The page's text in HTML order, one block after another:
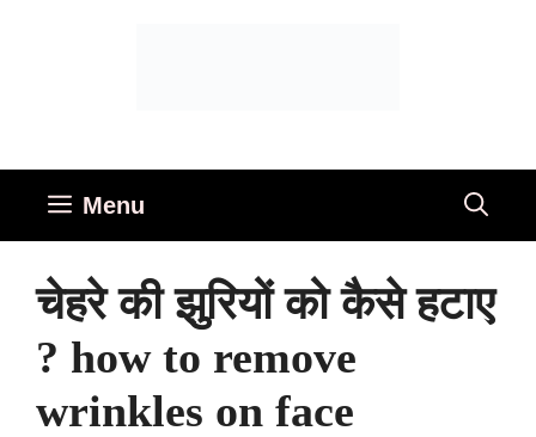
Menu
चेहरे की झुरियों को कैसे हटाए
? how to remove
wrinkles on face